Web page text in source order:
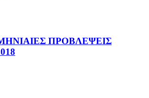
ΠΡΟΒΛΕΨΕΙΣ